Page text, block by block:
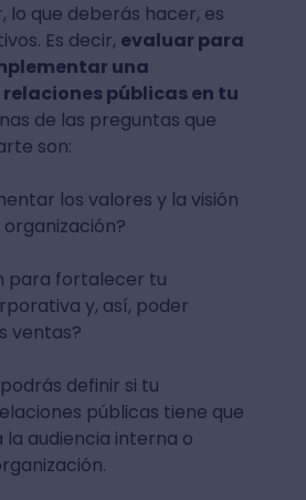
lo que deberás hacer, es
Es decir, evaluar para
una
públicas en tu
de las preguntas que
son:
los valores y la visión
para fortalecer tu
y, así, poder
ventas?
definir si tu
públicas tiene que
audiencia interna o